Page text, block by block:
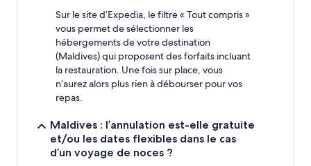
Sur le site d’Expedia, le filtre « Tout compris »
vous permet de sélectionner les
hébergements de votre destination
(Maldives) qui proposent des forfaits incluant
la restauration. Une fois sur place, vous
n’aurez alors plus rien à débourser pour vos
repas.
Maldives : l’annulation est-elle gratuite
et/ou les dates flexibles dans le cas
d’un voyage de noces ?